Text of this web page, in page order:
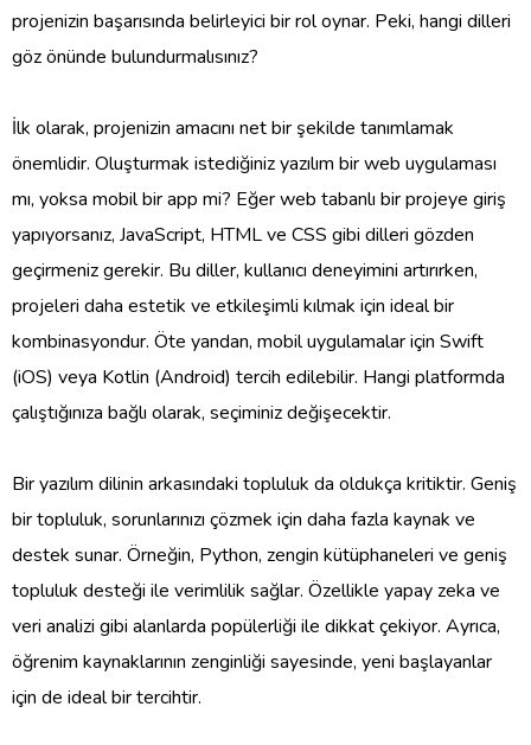
projenizin başarısında belirleyici bir rol oynar. Peki, hangi dilleri
göz önünde bulundurmalısınız?
İlk olarak, projenizin amacını net bir şekilde tanımlamak
önemlidir. Oluşturmak istediğiniz yazılım bir web uygulaması
mı, yoksa mobil bir app mi? Eğer web tabanlı bir projeye giriş
yapıyorsanız, JavaScript, HTML ve CSS gibi dilleri gözden
geçirmeniz gerekir. Bu diller, kullanıcı deneyimini artırırken,
projeleri daha estetik ve etkileşimli kılmak için ideal bir
kombinasyondur. Öte yandan, mobil uygulamalar için Swift
(iOS) veya Kotlin (Android) tercih edilebilir. Hangi platformda
çalıştığınıza bağlı olarak, seçiminiz değişecektir.
Bir yazılım dilinin arkasındaki topluluk da oldukça kritiktir. Geniş
bir topluluk, sorunlarınızı çözmek için daha fazla kaynak ve
destek sunar. Örneğin, Python, zengin kütüphaneleri ve geniş
topluluk desteği ile verimlilik sağlar. Özellikle yapay zeka ve
veri analizi gibi alanlarda popülerliği ile dikkat çekiyor. Ayrıca,
öğrenim kaynaklarının zenginliği sayesinde, yeni başlayanlar
için de ideal bir tercihtir.